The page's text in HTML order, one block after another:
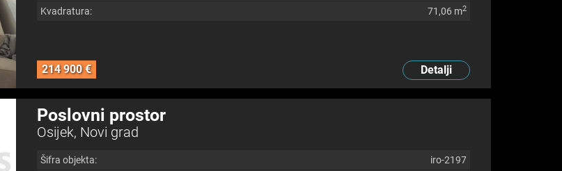
Kvadratura:
71,06 m2
214 900 € Detalji
Poslovni prostor
Osijek, Novi grad
Šifra objekta:
iro-2197